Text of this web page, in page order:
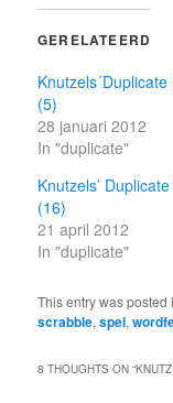
GERELATEERD
Knutzels´Duplicate
(5)
28 januari 2012
In "duplicate"
Knutzels’
(16)
21 april 2012
In "duplicate"
This entry was posted
scrabble,spel,
8 THOUGHTS ON “